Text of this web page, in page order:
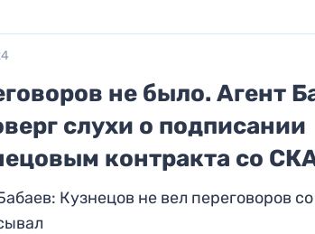
не было. Агент
слухи о подписании
контракта со
Кузнецов не вел переговоров